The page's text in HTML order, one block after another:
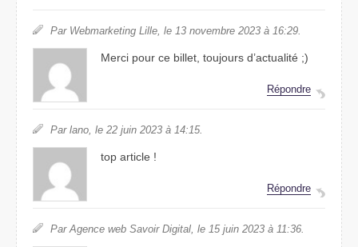
Par Webmarketing Lille, le 13 novembre 2023 à 16:29.
Merci pour ce billet, toujours d’actualité ;)
Répondre
Par lano, le 22 juin 2023 à 14:15.
top article !
Répondre
Par Agence web Savoir Digital, le 15 juin 2023 à 11:36.